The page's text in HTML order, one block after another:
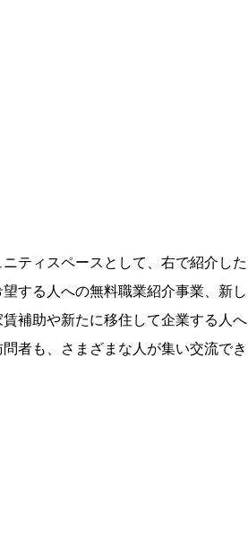
ティスペースとして、右で紹介した
する人への無料職業紹介事業、新し
補助や新たに移住して企業する人へ
者も、さまざまな人が集い交流でき